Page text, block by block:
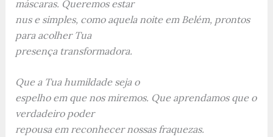
máscaras. Queremos estar
nus e simples, como aquela noite em Belém, prontos
para acolher Tua
presença transformadora.
Que a Tua humildade seja o
espelho em que nos miremos. Que aprendamos que o
verdadeiro poder
repousa em reconhecer nossas fraquezas.